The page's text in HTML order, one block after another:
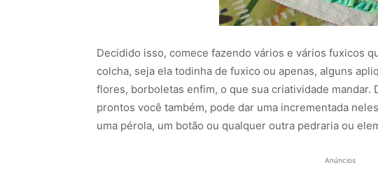
Decidido isso, comece fazendo vários e vários fuxicos
colcha, seja ela todinha de fuxico ou apenas, alguns
flores, borboletas enfim, o que sua criatividade
prontos você também, pode dar uma incrementada
uma pérola, um botão ou qualquer outra pedraria ou
Anúncios